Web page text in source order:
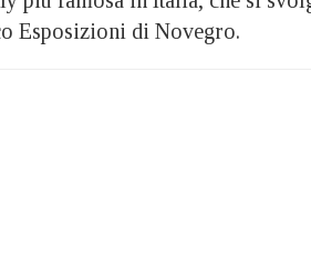
Esposizioni di Novegro.